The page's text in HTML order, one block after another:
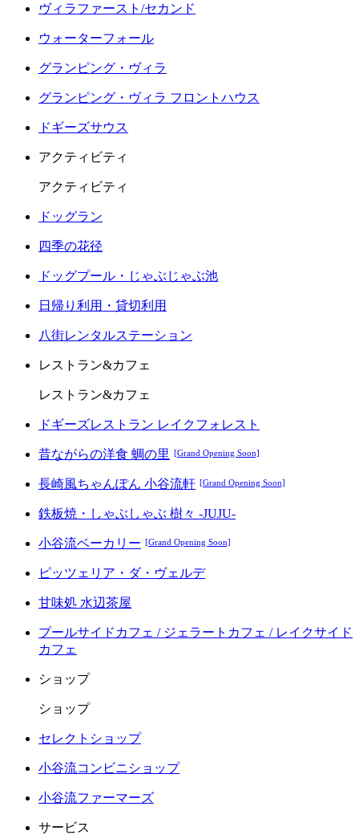
ヴィラファースト/セカンド
ウォーターフォール
グランピング・ヴィラ
グランピング・ヴィラ フロントハウス
ドギーズサウス
アクティビティ
アクティビティ
ドッグラン
四季の花径
ドッグプール・じゃぶじゃぶ池
日帰り利用・貸切利用
八街レンタルステーション
レストラン&カフェ
レストラン&カフェ
ドギーズレストラン レイクフォレスト
昔ながらの洋食 蜩の里 [Grand Opening Soon]
長崎風ちゃんぽん 小谷流軒 [Grand Opening Soon]
鉄板焼・しゃぶしゃぶ 樹々 -JUJU-
小谷流ベーカリー [Grand Opening Soon]
ピッツェリア・ダ・ヴェルデ
甘味処 水辺茶屋
プールサイドカフェ / ジェラートカフェ / レイクサイド
カフェ
ショップ
ショップ
セレクトショップ
小谷流コンビニショップ
小谷流ファーマーズ
サービス